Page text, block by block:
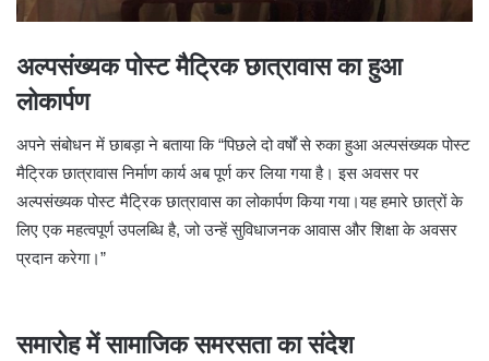
अल्पसंख्यक पोस्ट मैट्रिक छात्रावास का हुआ
लोकार्पण
अपने संबोधन में छाबड़ा ने बताया कि “पिछले दो वर्षों से रुका हुआ अल्पसंख्यक पोस्ट
मैट्रिक छात्रावास निर्माण कार्य अब पूर्ण कर लिया गया है। इस अवसर पर
अल्पसंख्यक पोस्ट मैट्रिक छात्रावास का लोकार्पण किया गया।यह हमारे छात्रों के
लिए एक महत्वपूर्ण उपलब्धि है, जो उन्हें सुविधाजनक आवास और शिक्षा के अवसर
प्रदान करेगा।”
समारोह में सामाजिक समरसता का संदेश